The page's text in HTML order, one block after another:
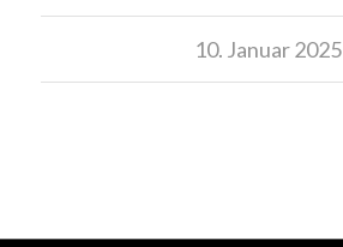
10. Januar 2025